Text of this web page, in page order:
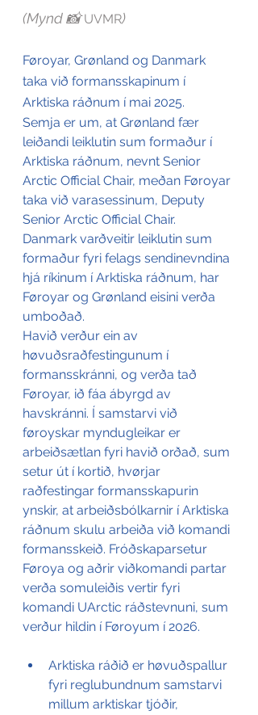
(Mynd 📸 UVMR)
Føroyar, Grønland og Danmark
taka við formansskapinum í
Arktiska ráðnum í mai 2025.
Semja er um, at Grønland fær
leiðandi leiklutin sum formaður í
Arktiska ráðnum, nevnt Senior
Arctic Official Chair, meðan Føroyar
taka við varasessinum, Deputy
Senior Arctic Official Chair.
Danmark varðveitir leiklutin sum
formaður fyri felags sendinevndina
hjá ríkinum í Arktiska ráðnum, har
Føroyar og Grønland eisini verða
umboðað.
Havið verður ein av
høvuðsraðfestingunum í
formansskránni, og verða tað
Føroyar, ið fáa ábyrgd av
havskránni. Í samstarvi við
føroyskar myndugleikar er
arbeiðsætlan fyri havið orðað, sum
setur út í kortið, hvørjar
raðfestingar formansskapurin
ynskir, at arbeiðsbólkarnir í Arktiska
ráðnum skulu arbeiða við komandi
formansskeið. Fróðskaparsetur
Føroya og aðrir viðkomandi partar
verða somuleiðis vertir fyri
komandi UArctic ráðstevnuni, sum
verður hildin í Føroyum í 2026.
Arktiska ráðið er høvuðspallur
fyri reglubundnum samstarvi
millum arktiskar tjóðir,